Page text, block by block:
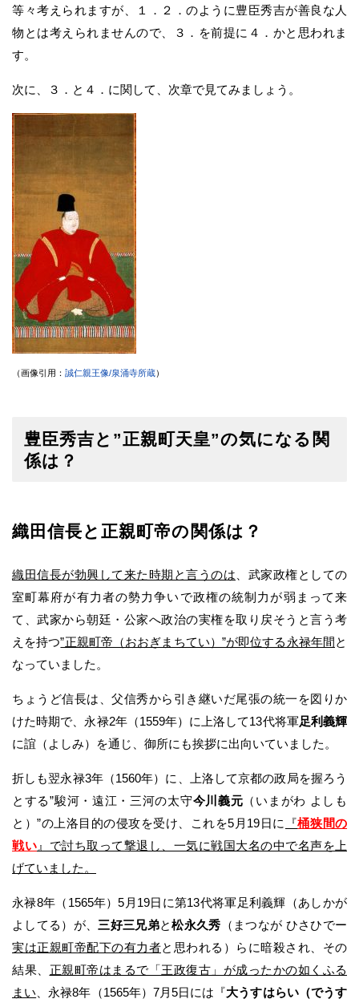
等々考えられますが、１．２．のように豊臣秀吉が善良な人
物とは考えられませんので、３．を前提に４．かと思われま
す。
次に、３．と４．に関して、次章で見てみましょう。
（画像引用： 誠仁親王像/泉涌寺所蔵）
豊臣秀吉と”正親町天皇”の気になる関
係は？
織田信長と正親町帝の関係は？
織田信長が勃興して来た時期と言うのは 、武家政権としての
室町幕府が有力者の勢力争いで政権の統制力が弱まって来
て、武家から朝廷・公家へ政治の実権を取り戻そうと言う考
えを持つ”正親町帝（おおぎまちてい）”が即位する永禄年間と
なっていました。
ちょうど信長は、父信秀から引き継いだ尾張の統一を図りか
けた時期で、永禄2年（1559年）に上洛して13代将軍足利義輝
に誼（よしみ）を通じ、御所にも挨拶に出向いていました。
折しも翌永禄3年（1560年）に、上洛して京都の政局を握ろう
とする”駿河・遠江・三河の太守今川義元 （いまがわ よしも
と）”の上洛目的の侵攻を受け、これを5月19日に
『桶狭間の
戦い 』で討ち取って撃退し、一気に戦国大名の中で名声を上
げていました。
永禄8年（1565年）5月19日に第13代将軍足利義輝（あしかが
よしてる）が、 三好三兄弟と松永久秀 （まつなが ひさひでー
実は正親町帝配下の有力者と思われる）らに暗殺され、その
結果、 正親町帝はまるで「王政復古」が成ったかの如くふる
まい 、永禄8年（1565年）7月5日には『大うすはらい（でうす